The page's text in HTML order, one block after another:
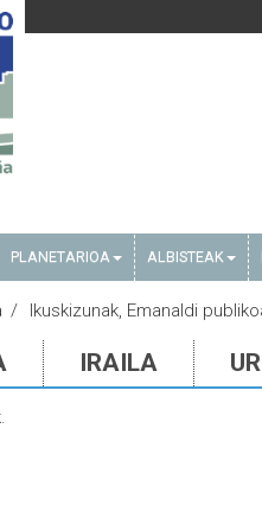
PLANETARIOA ALBISTEAK
Ikuskizunak, Emanaldi
IRAILA